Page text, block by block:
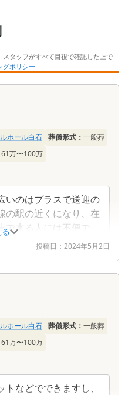
スタッフがすべて目視で確認した上で
グポリシー
ホール白石 葬儀形式： 一般葬
61万〜100万
いのはプラスで送迎の
の駅の近くになり、在
で来る人には不便で
投稿日： 2024年5月2日
ホール白石 葬儀形式： 一般葬
61万〜100万
などでできますし、